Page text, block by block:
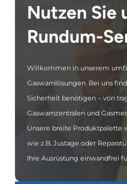
Nutzen Sie
Rundum-
Willkommen in unserem
Gaswarnlösungen. Bei uns
Sicherheit benötigen – von
Gaswarnzentralen und
Unsere breite Produktpalette
wie z.B. Justage oder
Ihre Ausrüstung einwandfrei